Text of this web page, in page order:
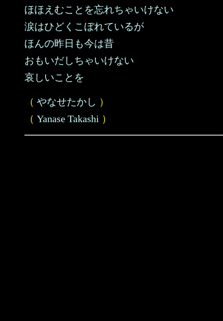
ほほえむことを忘れちゃいけない
涙はひどくこぼれているが
ほんの昨日も今は昔
おもいだしちゃいけない
哀しいことを
（ やなせたかし ）
（ Yanase Takashi ）